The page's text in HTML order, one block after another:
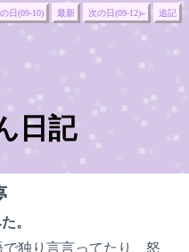
日(09-10) 最新 次の日(09-12)» 追記
日記
。
独り言言ってたり、怒